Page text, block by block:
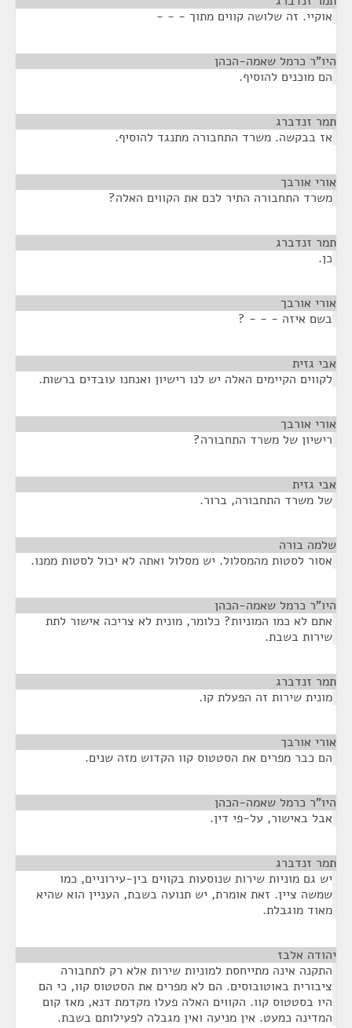
אוקיי. זה שלושה קווים מתוך - - -
היו"ר כרמל שאמה-הכהן
הם מוכנים להוסיף.
תמר זנדברג
אז בבקשה. משרד התחבורה מתנגד להוסיף.
אורי אורבך
משרד התחבורה התיר לכם את הקווים האלה?
תמר זנדברג
כן.
אורי אורבך
בשם איזה - - - ?
אבי גזית
לקווים הקיימים האלה יש לנו רישיון ואנחנו עובדים ברשות.
אורי אורבך
רישיון של משרד התחבורה?
אבי גזית
של משרד התחבורה, ברור.
שלמה בורה
אסור לסטות מהמסלול. יש מסלול ואתה לא יכול לסטות ממנו.
היו"ר כרמל שאמה-הכהן
אתם לא כמו המוניות? כלומר, מונית לא צריכה אישור לתת
שירות בשבת.
תמר זנדברג
מונית שירות זה הפעלת קו.
אורי אורבך
הם כבר מפרים את הסטטוס קוו הקדוש מזה שנים.
היו"ר כרמל שאמה-הכהן
אבל באישור, על-פי דין.
תמר זנדברג
יש גם מוניות שירות שנוסעות בקווים בין-עירוניים, כמו
שמשה ציין. זאת אומרת, יש תנועה בשבת, העניין הוא שהיא
מאוד מוגבלת.
יהודה אלבז
התקנה אינה מתייחסת למוניות שירות אלא רק לתחבורה
ציבורית באוטובוסים. הם לא מפרים את הסטטוס קוו, כי הם
היו בסטטוס קוו. הקווים האלה פעלו מקדמת דנא, מאז קום
המדינה כמעט. אין מניעה ואין מגבלה לפעילותם בשבת.